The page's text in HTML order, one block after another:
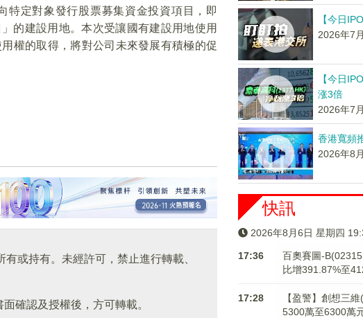
特定對象發行股票募集資金投資項目，即
的建設用地。本次受讓國有建設用地使用
權的取得，將對公司未來發展有積極的促
或持有。未經許可，禁止進行轉載、
面確認及授權後，方可轉載。
【今日
2026年7
【今日
涨3倍
2026年7
香港寬頻
2026年8
快訊
2026年8月6日 星期四
17:36
百奧賽圖-
比增391.87%至
17:28
【盈警】創想三
5300萬至6300萬